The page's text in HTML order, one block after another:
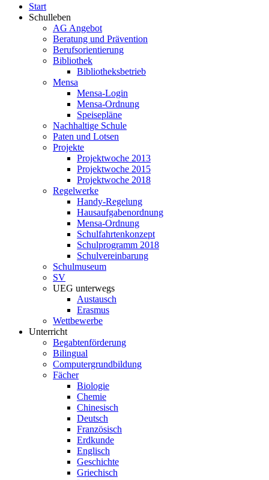
Start
Schulleben
AG Angebot
Beratung und Prävention
Berufsorientierung
Bibliothek
Bibliotheksbetrieb
Mensa
Mensa-Login
Mensa-Ordnung
Speisepläne
Nachhaltige Schule
Paten und Lotsen
Projekte
Projektwoche 2013
Projektwoche 2015
Projektwoche 2018
Regelwerke
Handy-Regelung
Hausaufgabenordnung
Mensa-Ordnung
Schulfahrtenkonzept
Schulprogramm 2018
Schulvereinbarung
Schulmuseum
SV
UEG unterwegs
Austausch
Erasmus
Wettbewerbe
Unterricht
Begabtenförderung
Bilingual
Computergrundbildung
Fächer
Biologie
Chemie
Chinesisch
Deutsch
Französisch
Erdkunde
Englisch
Geschichte
Griechisch